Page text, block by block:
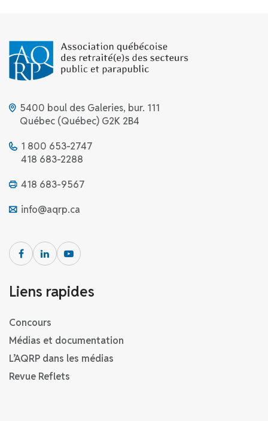
5400 boul des Galeries, bur. 111
Québec (Québec) G2K 2B4
1 800 653-2747
418 683-2288
418 683-9567
info@aqrp.ca
Liens rapides
Concours
Médias et documentation
L’AQRP dans les médias
Revue Reflets